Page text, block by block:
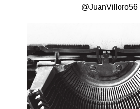
@JuanVilloro56